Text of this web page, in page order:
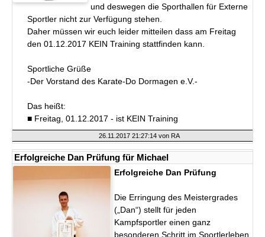
und deswegen die Sporthallen für Externe
Sportler nicht zur Verfügung stehen.
Daher müssen wir euch leider mitteilen dass am Freitag
den 01.12.2017 KEIN Training stattfinden kann.
Sportliche Grüße
-Der Vorstand des Karate-Do Dormagen e.V.-
Das heißt:
■ Freitag, 01.12.2017 - ist KEIN Training
26.11.2017 21:27:14von RA
Erfolgreiche Dan Prüfung für Michael
Erfolgreiche Dan Prüfung
Die Erringung des Meistergrades
(„Dan“) stellt für jeden
Kampfsportler einen ganz
besonderen Schritt im Sportlerleben